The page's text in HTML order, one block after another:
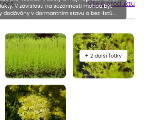
než…
Vše o produktu
V závislosti na sezónnosti mohou být
dodávány v dormantním stavu a bez listů.
také sestřiženy níže, než je uvedená výška,
+ 2 další fotky